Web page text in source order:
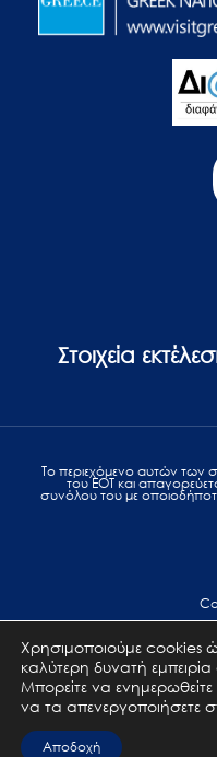
Στοιχεία
Το περιεχόμενο αυτών των
του ΕΟΤ και
συνόλου του με
Χρησιμοποιούμε cookies
καλύτερη δυνατή
Μπορείτε να
να τα απενεργοποιήσετε
Αποδοχή